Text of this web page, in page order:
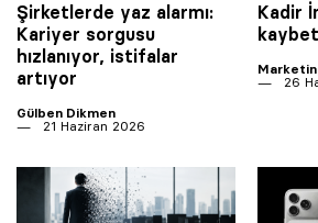
Şirketlerde yaz alarmı:
Kariyer sorgusu
hızlanıyor, istifalar
artıyor
Gülben Dikmen
21 Haziran 2026
Kadir
26